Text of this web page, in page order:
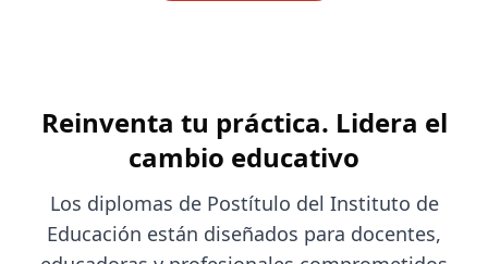
Reinventa tu práctica. Lidera el
cambio educativo
Los diplomas de Postítulo del Instituto de
Educación están diseñados para docentes,